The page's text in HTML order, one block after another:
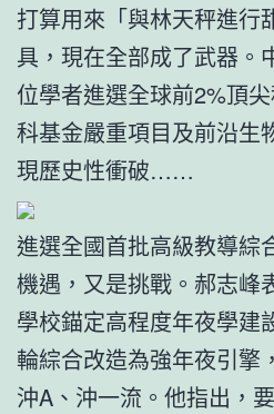
打算用來「與林天秤進行
具，現在全部成了武器。
位學者進選全球前2%頂
科基金嚴重項目及前沿生
現歷史性衝破……
進選全國首批高級教導綜
機遇，又是挑戰。郝志峰
學校錨定高程度年夜學建
輪綜合改造為強年夜引擎
沖A、沖一流。他指出，